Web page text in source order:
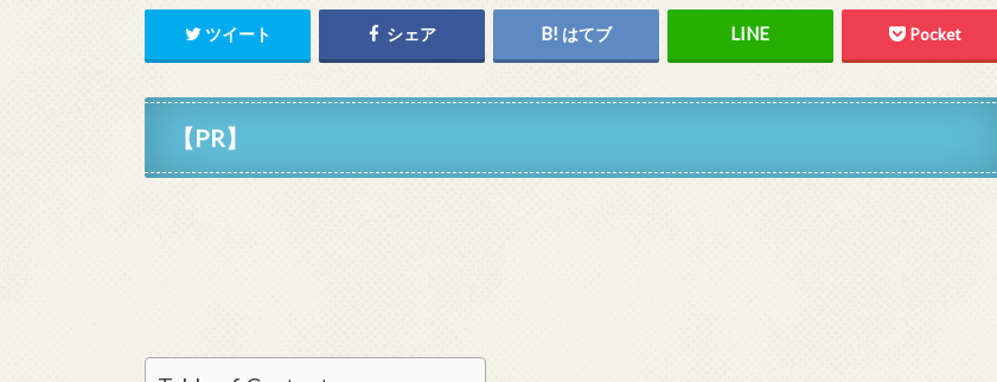
ツイート シェア はてブ Pocket
【PR】